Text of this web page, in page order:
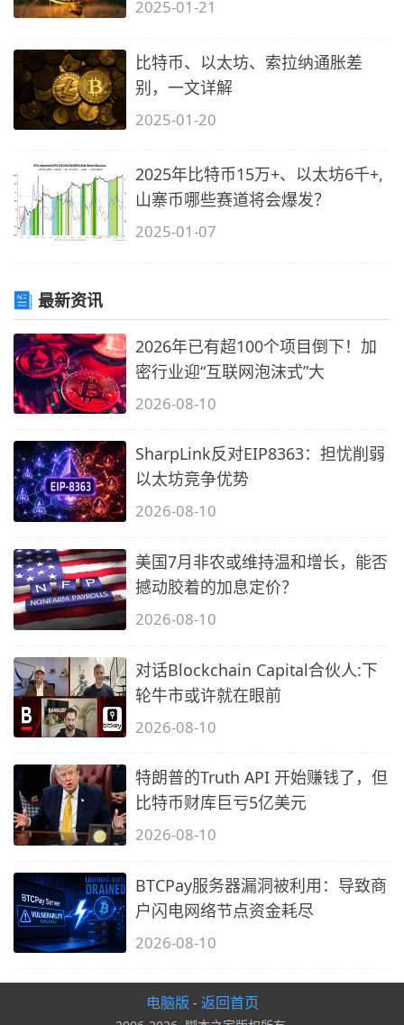
2025-01-21
比特币、以太坊、索拉纳通胀差
别，一文详解
2025-01-20
2025年比特币15万+、以太坊6千+,
山寨币哪些赛道将会爆发？
2025-01-07
最新资讯
2026年已有超100个项目倒下！加
密行业迎“互联网泡沫式”大
2026-08-10
SharpLink反对EIP8363：担忧削弱
以太坊竞争优势
2026-08-10
美国7月非农或维持温和增长，能否
撼动胶着的加息定价？
2026-08-10
对话Blockchain Capital合伙人:下
轮牛市或许就在眼前
2026-08-10
特朗普的Truth API 开始赚钱了，但
比特币财库巨亏5亿美元
2026-08-10
BTCPay服务器漏洞被利用：导致商
户闪电网络节点资金耗尽
2026-08-10
电脑版 - 返回首页